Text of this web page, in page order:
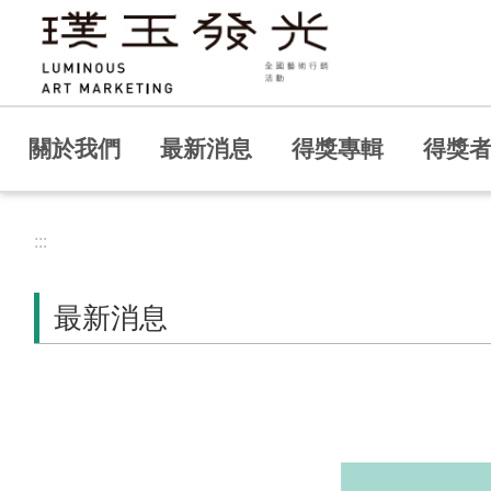
跳到主要內容區塊
關於我們 最新消息 得獎專輯 得獎者
:::
最新消息